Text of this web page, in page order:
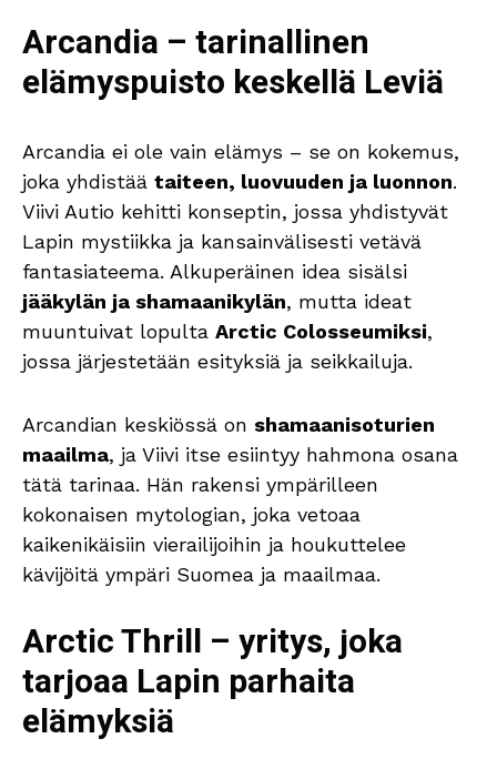
Arcandia – tarinallinen
elämyspuisto keskellä Leviä
Arcandia ei ole vain elämys – se on kokemus,
joka yhdistää taiteen, luovuuden ja luonnon.
Viivi Autio kehitti konseptin, jossa yhdistyvät
Lapin mystiikka ja kansainvälisesti vetävä
fantasiateema. Alkuperäinen idea sisälsi
jääkylän ja shamaanikylän, mutta ideat
muuntuivat lopulta Arctic Colosseumiksi,
jossa järjestetään esityksiä ja seikkailuja.
Arcandian keskiössä on shamaanisoturien
maailma, ja Viivi itse esiintyy hahmona osana
tätä tarinaa. Hän rakensi ympärilleen
kokonaisen mytologian, joka vetoaa
kaikenikäisiin vierailijoihin ja houkuttelee
kävijöitä ympäri Suomea ja maailmaa.
Arctic Thrill – yritys, joka
tarjoaa Lapin parhaita
elämyksiä